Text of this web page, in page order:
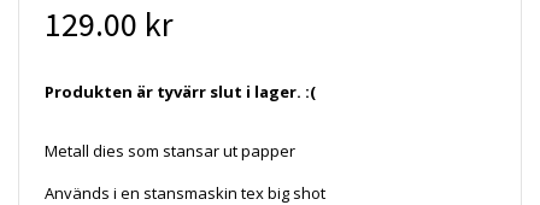
129.00 kr
Produkten är tyvärr slut i lager. :(
Metall dies som stansar ut papper
Används i en stansmaskin tex big shot